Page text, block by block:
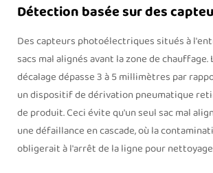
Détection basée sur des
Des capteurs photoélectriques situés à
sacs mal alignés avant la zone de chauffage.
décalage dépasse 3 à 5 millimètres par
un dispositif de dérivation pneumatique
de produit. Ceci évite qu'un seul sac mal
une défaillance en cascade, où la
obligerait à l'arrêt de la ligne pour